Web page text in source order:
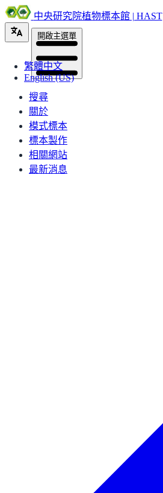
中央研究院植物標本館 | HAST
繁體中文
English (US)
開啟主選單
搜尋
關於
模式標本
標本製作
相關網站
最新消息